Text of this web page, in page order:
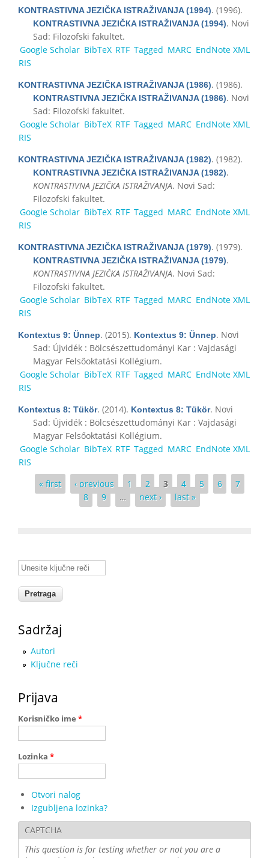
KONTRASTIVNA JEZIČКA ISTRAŽIVANJA (1994). (1996).
KONTRASTIVNA JEZIČКA ISTRAŽIVANJA (1994). Novi
Sad: Filozofski fakultet.
Google Scholar BibTeX RTF Tagged MARC EndNote XML
RIS
KONTRASTIVNA JEZIČКA ISTRAŽIVANJA (1986). (1986).
KONTRASTIVNA JEZIČКA ISTRAŽIVANJA (1986). Novi
Sad: Filozofski fakultet.
Google Scholar BibTeX RTF Tagged MARC EndNote XML
RIS
KONTRASTIVNA JEZIČКA ISTRAŽIVANJA (1982). (1982).
KONTRASTIVNA JEZIČКA ISTRAŽIVANJA (1982).
KONTRASTIVNA JEZIČКA ISTRAŽIVANJA. Novi Sad:
Filozofski fakultet.
Google Scholar BibTeX RTF Tagged MARC EndNote XML
RIS
KONTRASTIVNA JEZIČКA ISTRAŽIVANJA (1979). (1979).
KONTRASTIVNA JEZIČКA ISTRAŽIVANJA (1979).
KONTRASTIVNA JEZIČКA ISTRAŽIVANJA. Novi Sad:
Filozofski fakultet.
Google Scholar BibTeX RTF Tagged MARC EndNote XML
RIS
Kontextus 9: Ünnep. (2015). Kontextus 9: Ünnep. Novi
Sad: Újvidék : Bölcsészettudományi Kar : Vajdasági
Magyar Felsőoktatási Kollégium.
Google Scholar BibTeX RTF Tagged MARC EndNote XML
RIS
Kontextus 8: Tükör. (2014). Kontextus 8: Tükör. Novi
Sad: Újvidék : Bölcsészettudományi Kar : Vajdasági
Magyar Felsőoktatási Kollégium.
Google Scholar BibTeX RTF Tagged MARC EndNote XML
RIS
Pages« first ‹ previous 1 2 3 4 5 6
7
8
9 … next › last »
Unesite ključne reči
Sadržaj
Autori
Ključne reči
Prijava
Korisničko ime *
Lozinka *
Otvori nalog
Izgubljena lozinka?
CAPTCHA
This question is for testing whether or not you are a